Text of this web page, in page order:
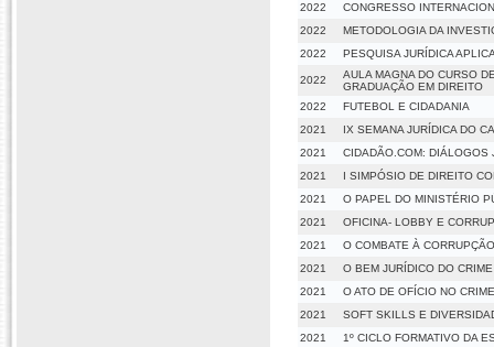
2022
CONGRESSO
2022
METODOLOGIA DA
2022
PESQUISA JURÍDICA
2022
AULA MAGNA DO CURSO
GRADUAÇÃO EM DIREITO
2022
FUTEBOL E CIDADANIA
2021
IX SEMANA JURÍDICA DO
2021
CIDADÃO.COM: DIÁLOGOS
2021
I SIMPÓSIO DE DIREITO
2021
O PAPEL DO MINISTÉRIO
2021
OFICINA- LOBBY E
2021
O COMBATE À
2021
O BEM JURÍDICO DO
2021
O ATO DE OFÍCIO NO
2021
SOFT SKILLS E
2021
1º CICLO FORMATIVO DA